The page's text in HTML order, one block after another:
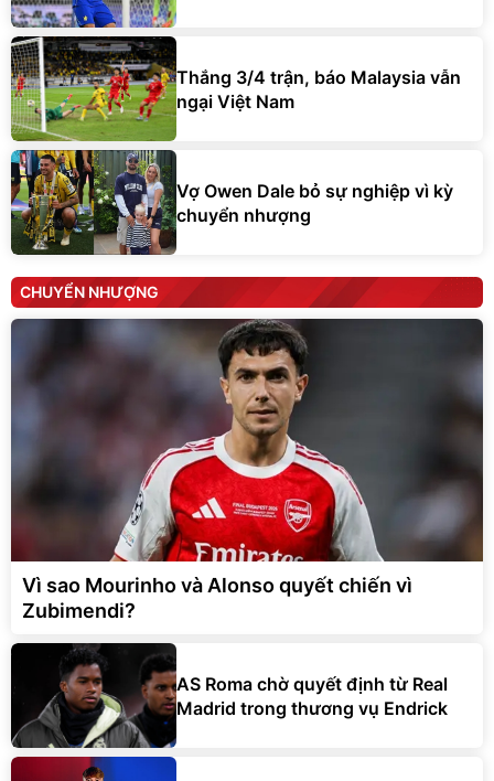
Thắng 3/4 trận, báo Malaysia vẫn
ngại Việt Nam
Vợ Owen Dale bỏ sự nghiệp vì kỳ
chuyển nhượng
CHUYỂN NHƯỢNG
Vì sao Mourinho và Alonso quyết chiến vì
Zubimendi?
AS Roma chờ quyết định từ Real
Madrid trong thương vụ Endrick